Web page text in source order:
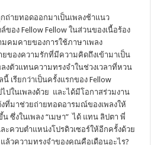
ถ่ายทอดออกมาเป็นเพลงช้าแนว
อง Fellow Fellow ในส่วนของเนื้อร้อง
คมคายของการใช้ภาษาเพลง
ยของความรักที่มีความคิดถึงเข้ามาเป็น
ลงตัวแทนความทรงจำในช่วงเวลาที่หวน
เรียกว่าเป็นครั้งแรกของ Fellow
ปในเพลงด้วย และได้มีโอกาสร่วมงาน
งที่มาช่วยถ่ายทอดอารมณ์ของเพลงให้
ซึ่งในเพลง “เมษา” ได้ แทน ลิปตา พี่
ควบตำแหน่งโปรดิวเซอร์ให้อีกครั้งด้วย
แล้วความทรงจำของคุณคือเดือนอะไร?